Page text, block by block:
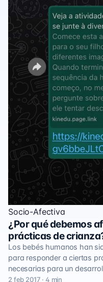
Socio-Afectiva
¿Por qué debemos
prácticas de
Los bebés humanos han
para responder a ciertas
necesarias para un
2 feb 2017 · 4 min